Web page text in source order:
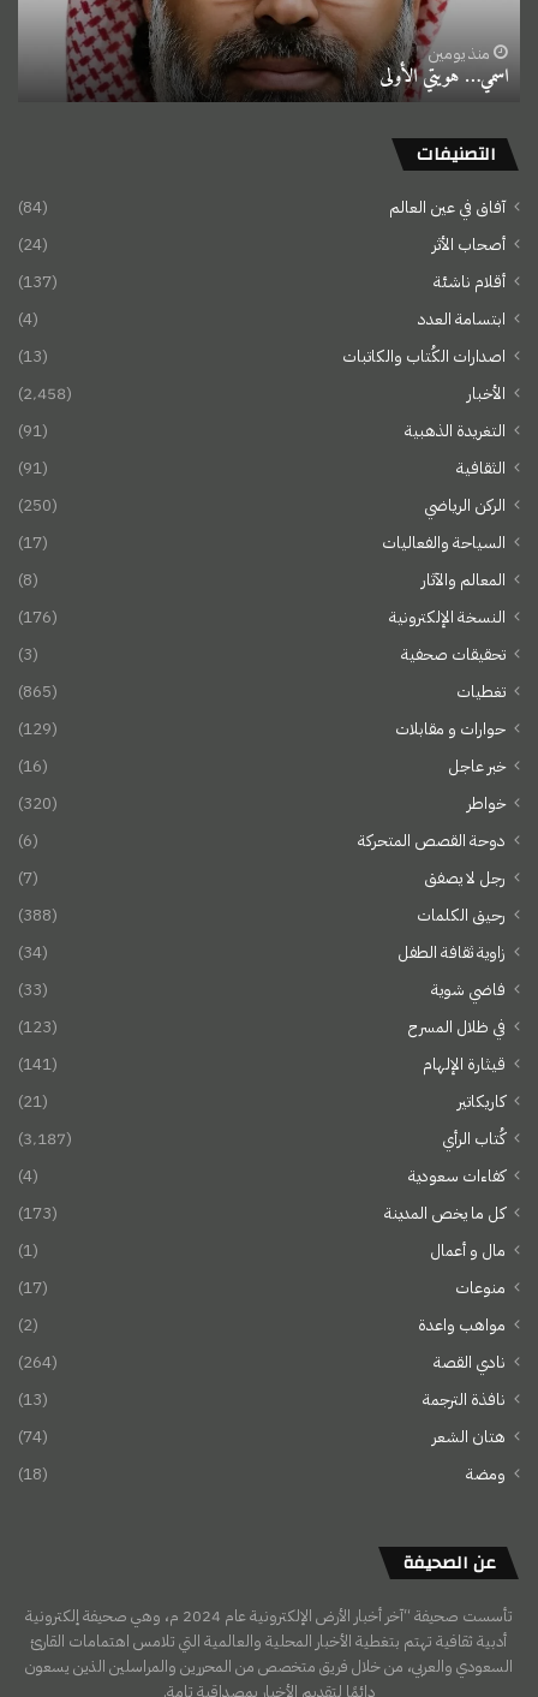
منذ يومين
اسمي… هويتي الأولى
التصنيفات
آفاق في عين العالم
(84)
أصحاب الأثر
(24)
أقلام ناشئة
(137)
ابتسامة العدد
(4)
اصدارات الكُتاب والكاتبات
(13)
الأخبار
(2٬458)
التغريدة الذهبية
(91)
الثقافية
(91)
الركن الرياضي
(250)
السياحة والفعاليات
(17)
المعالم والآثار
(8)
النسخة الإلكترونية
(176)
تحقيقات صحفية
(3)
تغطيات
(865)
حوارات و مقابلات
(129)
خبر عاجل
(16)
خواطر
(320)
دوحة القصص المتحركة
(6)
رجل لا يصفق
(7)
رحيق الكلمات
(388)
زاوية ثقافة الطفل
(34)
فاضي شوية
(33)
في ظلال المسرح
(123)
قيثارة الإلهام
(141)
كاريكاتير
(21)
كُتاب الرأي
(3٬187)
كفاءات سعودية
(4)
كل ما يخص المدينة
(173)
مال و أعمال
(1)
منوعات
(17)
مواهب واعدة
(2)
نادي القصة
(264)
نافذة الترجمة
(13)
هتان الشعر
(74)
ومضة
(18)
عن الصحيفة
تأسست صحيفة “آخر أخبار الأرض الإلكترونية عام 2024 م، وهي صحيفة إلكترونية
أدبية ثقافية تهتم بتغطية الأخبار المحلية والعالمية التي تلامس اهتمامات القارئ
السعودي والعربي، من خلال فريق متخصص من المحررين والمراسلين الذين يسعون
دائمًا لتقديم الأخبار بمصداقية تامة.